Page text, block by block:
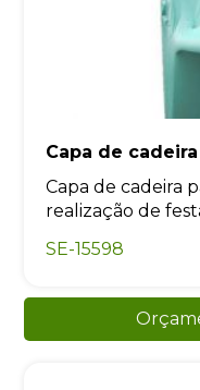
Capa de
Capa de cadeira
realização de
SE-15598